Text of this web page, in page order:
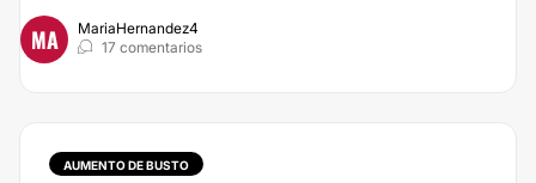
MA
MariaHernandez4
17 comentarios
AUMENTO DE BUSTO